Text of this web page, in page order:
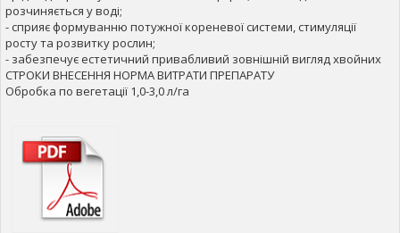
розчиняється у воді;
- сприяє формуванню потужної кореневої системи, стимуляції
росту та розвитку рослин;
- забезпечує естетичний привабливий зовнішній вигляд хвойних
СТРОКИ ВНЕСЕННЯ НОРМА ВИТРАТИ ПРЕПАРАТУ
Обробка по вегетації 1,0-3,0 л/га